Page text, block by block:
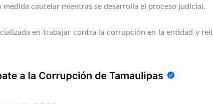
cautelar mientras se desarrolla el proceso judicial.
en trabajar contra la corrupción en la entidad y